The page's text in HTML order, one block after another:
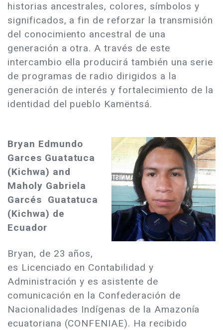
historias ancestrales, colores, símbolos y
significados, a fin de reforzar la transmisión
del conocimiento ancestral de una
generación a otra. A través de este
intercambio ella producirá también una serie
de programas de radio dirigidos a la
generación de interés y fortalecimiento de la
identidad del pueblo Kamëntsá.
Bryan Edmundo
Garces Guatatuca
(Kichwa) and
Maholy Gabriela
Garcés Guatatuca
(Kichwa) de
Ecuador
Bryan, de 23 años,
es Licenciado en Contabilidad y
Administración y es asistente de
comunicación en la Confederación de
Nacionalidades Indígenas de la Amazonía
ecuatoriana (CONFENIAE). Ha recibido